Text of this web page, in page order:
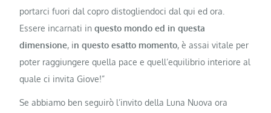
portarci fuori dal copro distogliendoci dal qui ed ora.
Essere incarnati inquesto mondo ed in questa
dimensione, in questo esatto momento, è assai vitale per
poter raggiungere quella pace e quell’equilibrio interiore al
quale ci invita Giove!”
Se abbiamo ben seguirò l’invito della Luna Nuova ora